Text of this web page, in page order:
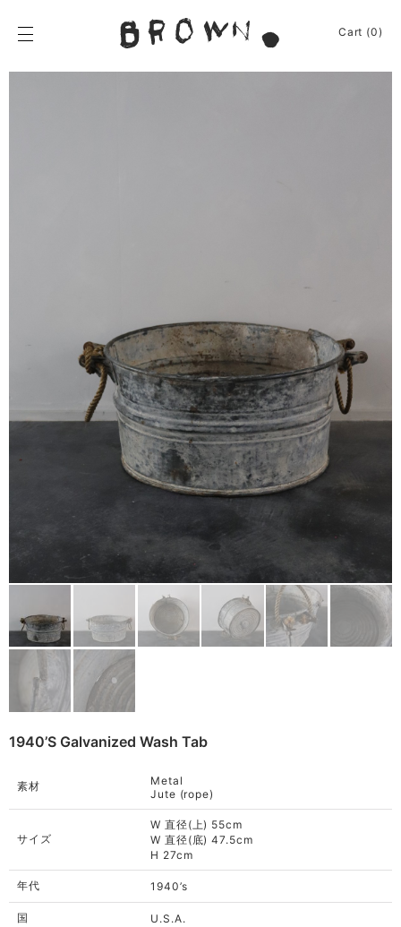
content
BROWN.
プライバシーポリシー
特定商取引法に基づく表記
Other
Homeware
Kitchenware
Baskets
Other
Remake
Bag
Cushion
Native American
Otherwise
Cart (0)
1940’s Galvanized Wash Tab
素材
Metal
Jute (rope)
サイズ
W 直径(上) 55cm
W 直径(底) 47.5cm
H 27cm
年代 1940’s
国 U.S.A.